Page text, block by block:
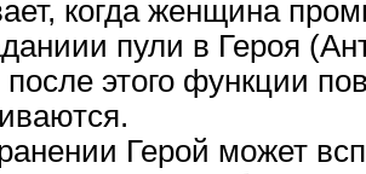
когда женщина
пули в Героя
этого функции
Герой может